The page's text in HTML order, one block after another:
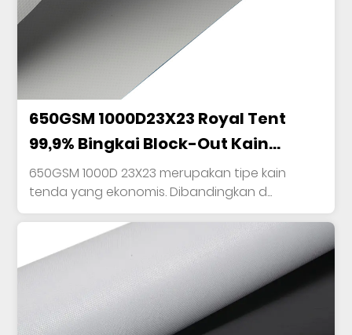
650GSM 1000D23X23 Royal Tent
99,9% Bingkai Block-Out Kain
Poliester Dilapisi PVC Tahan
650GSM 1000D 23X23 merupakan tipe kain
tenda yang ekonomis. Dibandingkan d...